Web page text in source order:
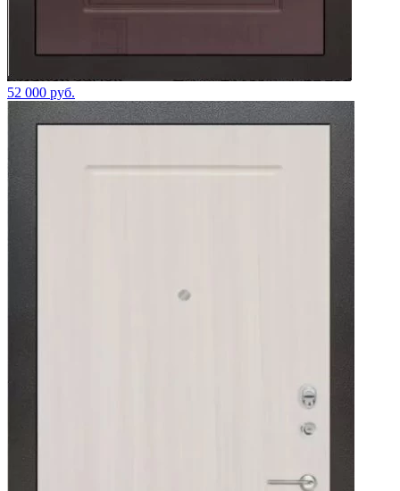
52 000 руб.